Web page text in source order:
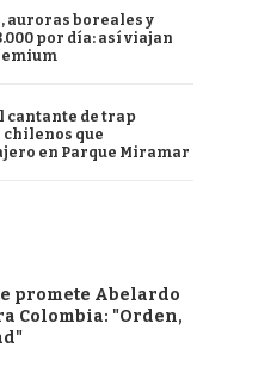
auroras boreales y
por día: así viajan
cantante de trap
chilenos que
en Parque Miramar
promete Abelardo
Colombia: "Orden,